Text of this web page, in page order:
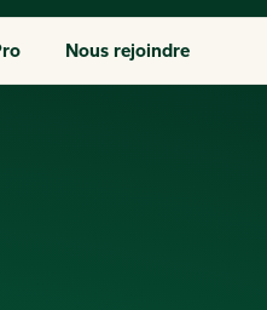
Nous rejoindre